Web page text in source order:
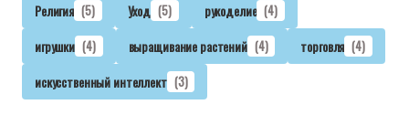
Религия (5) Уход (5) рукоделие (4)
игрушки (4) выращивание растений (4) торговля (4)
искусственный интеллект (3)